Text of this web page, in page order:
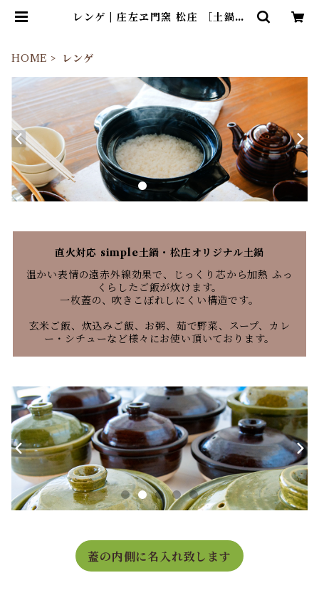
レンゲ | 庄左ヱ門窯 松庄 ［土鍋・
HOME レンゲ
直火対応 simple土鍋・松庄オリジナル土鍋
温かい表情の遠赤外線効果で、じっくり芯から加熱 ふっ
くらしたご飯が炊けます。
一枚蓋の、吹きこぼれしにくい構造です。
玄米ご飯、炊込みご飯、お粥、茹で野菜、スープ、カレ
ー・シチューなど様々にお使い頂いております。
蓋の内側に名入れ致します